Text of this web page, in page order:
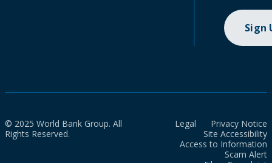
Sign
© 2025 World Bank Group. All
Rights Reserved.
Legal
Privacy Notice
Site Accessibility
Access to Information
Scam Alert